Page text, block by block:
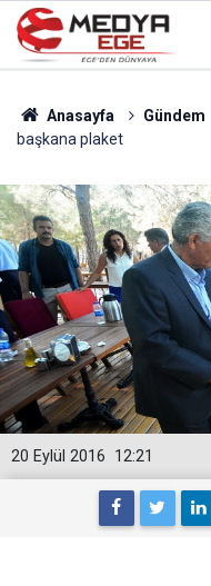
Anasayfa Gündem
başkana plaket
12:21
20 Eylül 2016